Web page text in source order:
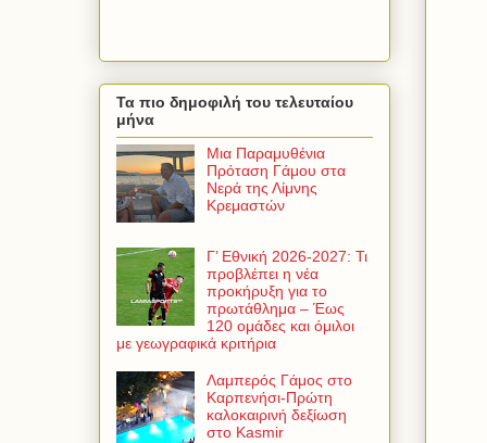
Τα πιο δημοφιλή του τελευταίου
μήνα
Μια Παραμυθένια
Πρόταση Γάμου στα
Νερά της Λίμνης
Κρεμαστών
Γ’ Εθνική 2026-2027: Τι
προβλέπει η νέα
προκήρυξη για το
πρωτάθλημα – Έως
120 ομάδες και όμιλοι
με γεωγραφικά κριτήρια
Λαμπερός Γάμος στο
Καρπενήσι-Πρώτη
καλοκαιρινή δεξίωση
στο Kasmir